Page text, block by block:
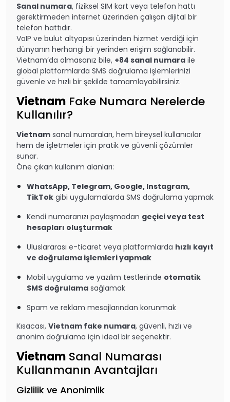
Sanal numara, fiziksel SIM kart veya telefon hattı
gerektirmeden internet üzerinden çalışan dijital bir
telefon hattıdır.
VoIP ve bulut altyapısı üzerinden hizmet verdiği için
dünyanın herhangi bir yerinden erişim sağlanabilir.
Vietnam’da olmasanız bile, +84 sanal numara ile
global platformlarda SMS doğrulama işlemlerinizi
güvenle ve hızlı bir şekilde tamamlayabilirsiniz.
Vietnam Fake Numara Nerelerde
Kullanılır?
Vietnam sanal numaraları, hem bireysel kullanıcılar
hem de işletmeler için pratik ve güvenli çözümler
sunar.
Öne çıkan kullanım alanları:
WhatsApp, Telegram, Google, Instagram,
TikTok gibi uygulamalarda SMS doğrulama yapmak
Kendi numaranızı paylaşmadan geçici veya test
hesapları oluşturmak
Uluslararası e-ticaret veya platformlarda hızlı kayıt
ve doğrulama işlemleri yapmak
Mobil uygulama ve yazılım testlerinde otomatik
SMS doğrulama sağlamak
Spam ve reklam mesajlarından korunmak
Kısacası, Vietnam fake numara, güvenli, hızlı ve
anonim doğrulama için ideal bir seçenektir.
Vietnam Sanal Numarası
Kullanmanın Avantajları
Gizlilik ve Anonimlik